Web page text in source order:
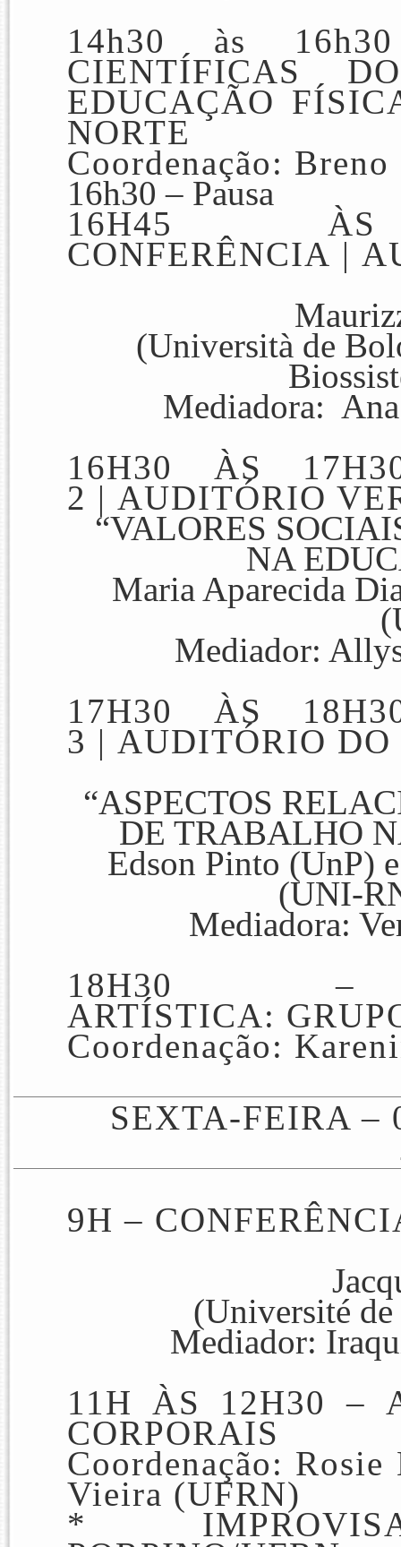
14h30 às
CIENTÍFICAS
EDUCAÇÃO
NORTE
Coordenação:
16h30 – Pausa
16H45
CONFERÊNCIA |
(Università de
Mediadora:
16H30 ÀS
2 | AUDITÓRIO
“VALORES
NA
Maria Aparecida
Mediador:
17H30 ÀS
3 | AUDITÓRIO DO
“ASPECTOS
DE TRABALHO
Edson Pinto (UnP)
(UNI-
Mediadora:
18H30 –
ARTÍSTICA:
Coordenação:
SEXTA-FEIRA –
9H –
(Université
Mediador:
11H ÀS 12H30 –
CORPORAIS
Coordenação:
Vieira (UFRN)
*